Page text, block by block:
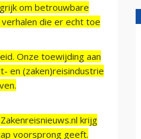
om betrouwbare
die er echt toe
Onze toewijding aan
en (zaken)reisindustrie
krijg
voorsprong geeft.